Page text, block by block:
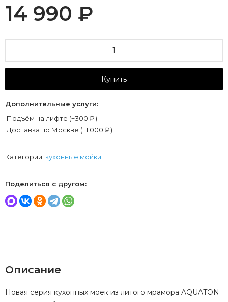
14 990 ₽
Купить
Дополнительные услуги:
Подъём на лифте (+300 ₽)
Доставка по Москве (+1 000 ₽)
Категории: кухонные мойки
Поделиться с другом:
Описание
Новая серия кухонных моек из литого мрамора AQUATON